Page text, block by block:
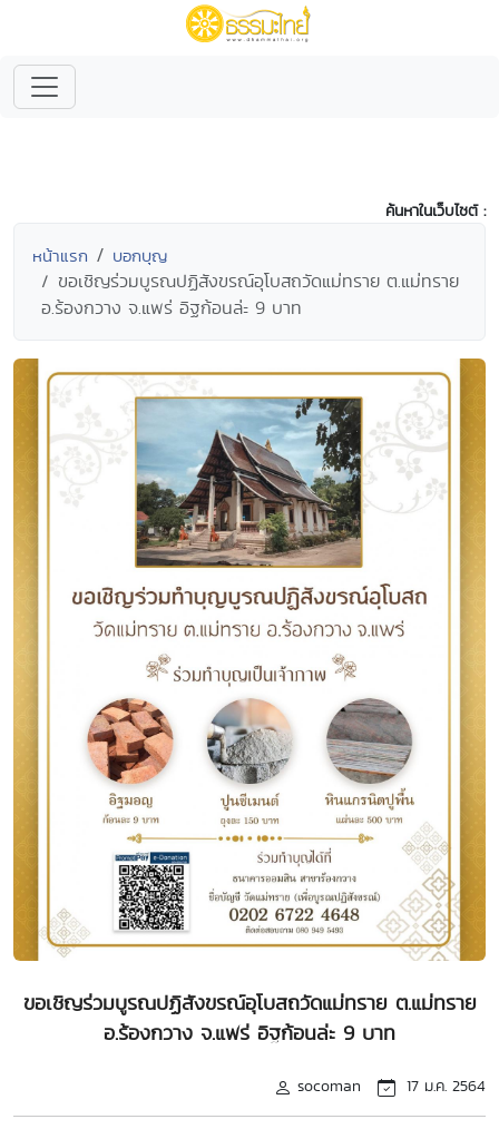
ค้นหาในเว็บไซต์ :
หน้าแรก บอกบุญ
ขอเชิญร่วมบูรณปฏิสังขรณ์อุโบสถวัดแม่ทราย ต.แม่ทราย
อ.ร้องกวาง จ.แพร่ อิฐก้อนล่ะ 9 บาท
ขอเชิญร่วมบูรณปฏิสังขรณ์อุโบสถวัดแม่ทราย ต.แม่ทราย
อ.ร้องกวาง จ.แพร่ อิฐก้อนล่ะ 9 บาท
socoman 17 ม.ค. 2564